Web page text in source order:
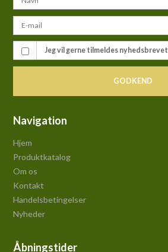
Jeg vil gerne tilmeldes nyhedsbrevet
GODKEND
Navigation
Hjem
Produktkatalog
Om os
Kontakt
Handelsbetingelser
Nyheder
Åbningstider